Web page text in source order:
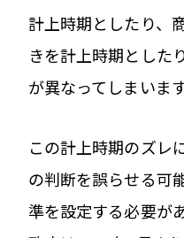
計上時期としたり、
きを計上時期とした
が異なってしまいます
この計上時期のズレ
の判断を誤らせる可
準を設定する必要が